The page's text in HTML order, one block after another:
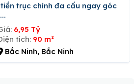
6,95 Tỷ
tích: 90 m²
Bắc Ninh, Bắc Ninh